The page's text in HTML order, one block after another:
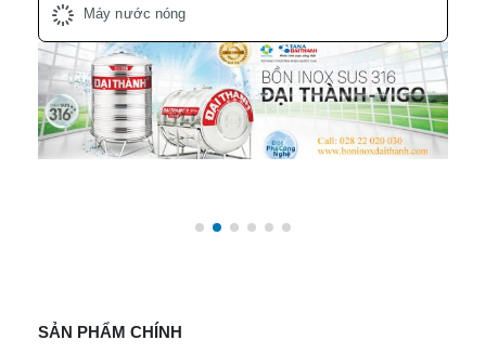
Máy nước nóng
SẢN PHẨM CHÍNH